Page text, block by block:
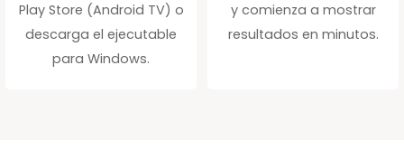
Play Store (Android TV) o
descarga el ejecutable
para Windows.
y comienza a mostrar
resultados en minutos.